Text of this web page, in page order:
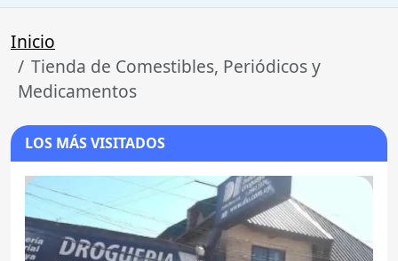
Inicio
Tienda de Comestibles, Periódicos y
Medicamentos
LOS MÁS VISITADOS